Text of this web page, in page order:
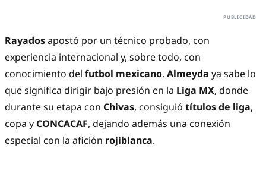
Rayadosapostó por un técnico probado, con
experiencia internacional y, sobre todo, con
conocimiento del futbol mexicano. Almeyda ya sabe lo
que significa dirigir bajo presión en la Liga MX, donde
durante su etapa con Chivas, consiguió títulos de liga,
copa y CONCACAF, dejando además una conexión
especial con la afición rojiblanca.